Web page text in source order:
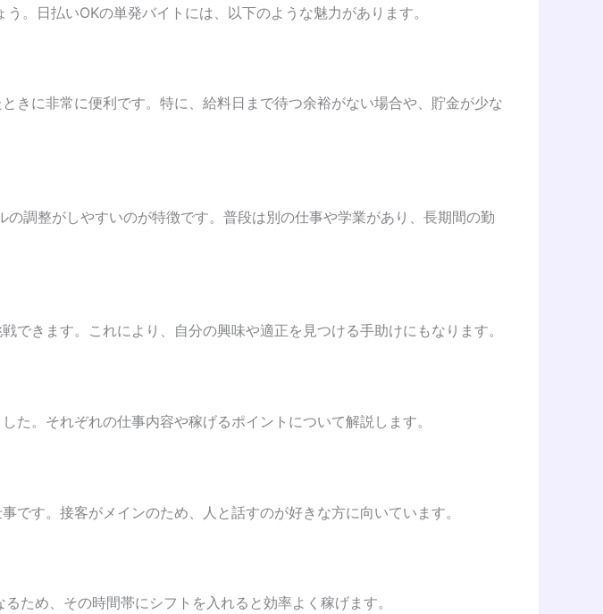
。日払いOKの単発バイトには、以下のような魅力があります。
きに非常に便利です。特に、給料日まで待つ余裕がない場合や、貯金が少な
調整がしやすいのが特徴です。普段は別の仕事や学業があり、長期間の勤
きます。これにより、自分の興味や適正を見つける手助けにもなります。
。それぞれの仕事内容や稼げるポイントについて解説します。
す。接客がメインのため、人と話すのが好きな方に向いています。
ため、その時間帯にシフトを入れると効率よく稼げます。